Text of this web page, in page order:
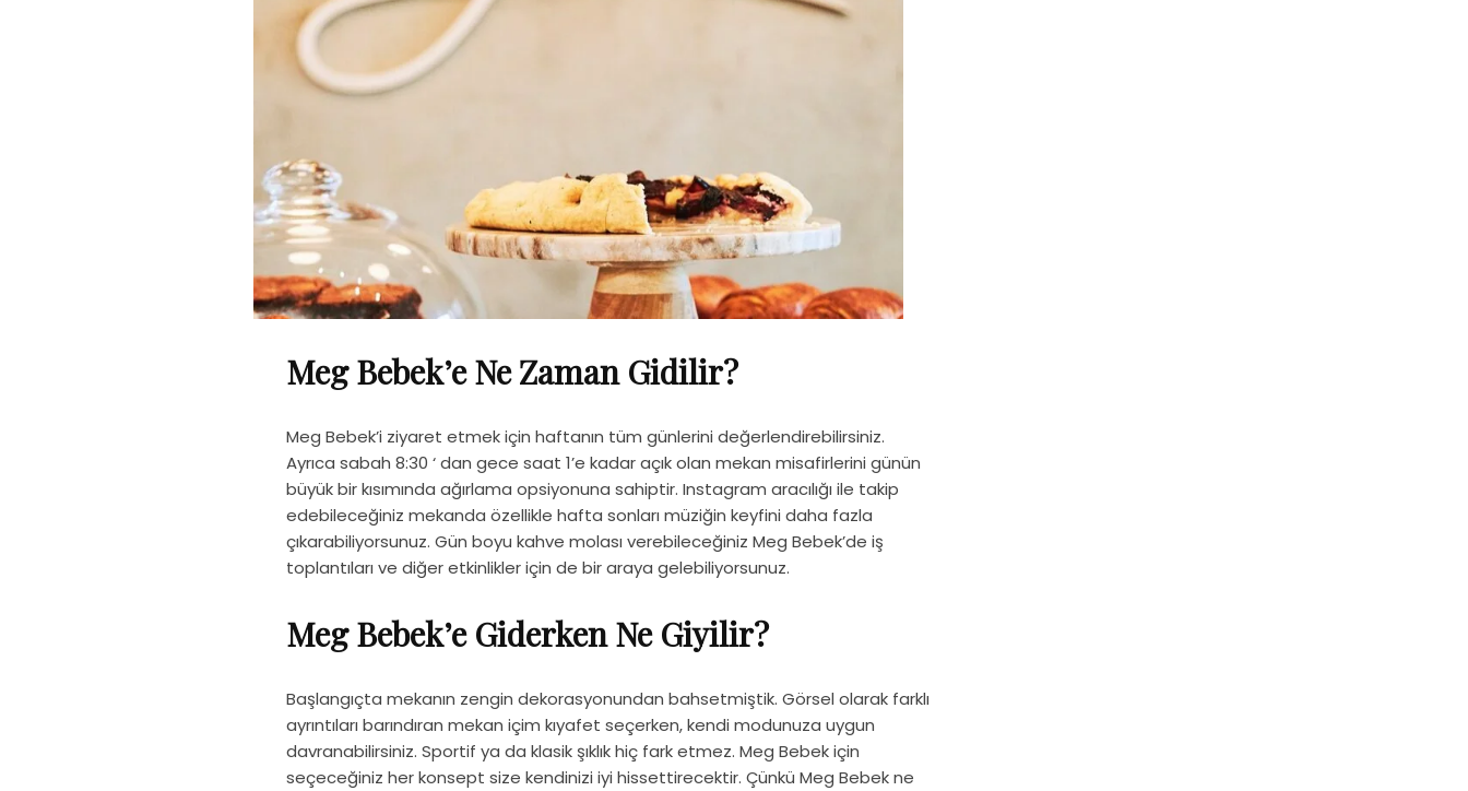
Meg Bebek’e Ne Zaman Gidilir?
Meg Bebek’i ziyaret etmek için haftanın tüm günlerini değerlendirebilirsiniz.
Ayrıca sabah 8:30 ‘ dan gece saat 1’e kadar açık olan mekan misafirlerini günün
büyük bir kısımında ağırlama opsiyonuna sahiptir. Instagram aracılığı ile takip
edebileceğiniz mekanda özellikle hafta sonları müziğin keyfini daha fazla
çıkarabiliyorsunuz. Gün boyu kahve molası verebileceğiniz Meg Bebek’de iş
toplantıları ve diğer etkinlikler için de bir araya gelebiliyorsunuz.
Meg Bebek’e Giderken Ne Giyilir?
Başlangıçta mekanın zengin dekorasyonundan bahsetmiştik. Görsel olarak farklı
ayrıntıları barındıran mekan içim kıyafet seçerken, kendi modunuza uygun
davranabilirsiniz. Sportif ya da klasik şıklık hiç fark etmez. Meg Bebek için
seçeceğiniz her konsept size kendinizi iyi hissettirecektir. Çünkü Meg Bebek ne